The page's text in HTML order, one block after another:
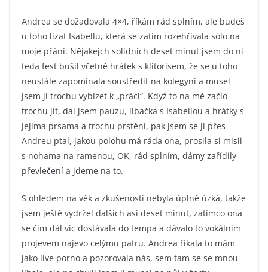
Andrea se dožadovala 4×4, říkám rád splním, ale budeš
u toho lízat Isabellu, která se zatím rozehřívala sólo na
moje přání. Nějakejch solidních deset minut jsem do ní
teda fest bušil včetně hrátek s klitorisem, že se u toho
neustále zapomínala soustředit na kolegyni a musel
jsem ji trochu vybízet k „práci“. Když to na mě začlo
trochu jít, dal jsem pauzu, líbačka s Isabellou a hrátky s
jejíma prsama a trochu prstění, pak jsem se jí přes
Andreu ptal, jakou polohu má ráda ona, prosila si misii
s nohama na ramenou, OK, rád splním, dámy zařídily
převlečení a jdeme na to.
S ohledem na věk a zkušenosti nebyla úplně úzká, takže
jsem ještě vydržel dalších asi deset minut, zatímco ona
se čím dál víc dostávala do tempa a dávalo to vokálním
projevem najevo celýmu patru. Andrea říkala to mám
jako live porno a pozorovala nás, sem tam se se mnou